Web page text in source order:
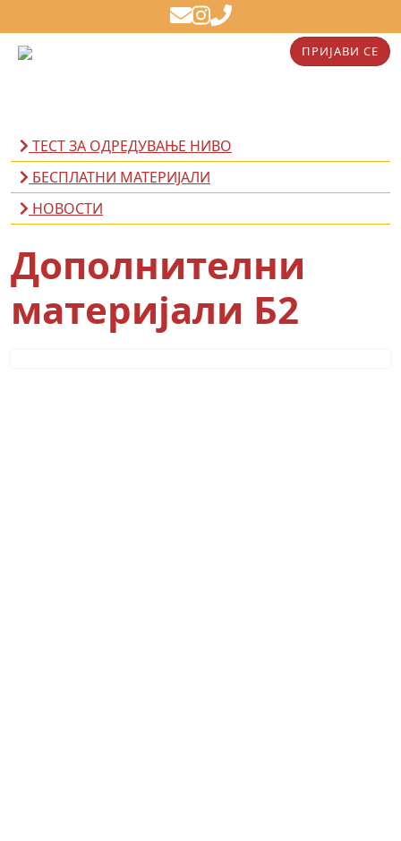
ПРИЈАВИ СЕ
ТЕСТ ЗА ОДРЕДУВАЊЕ НИВО
БЕСПЛАТНИ МАТЕРИЈАЛИ
НОВОСТИ
Дополнителни
материјали Б2